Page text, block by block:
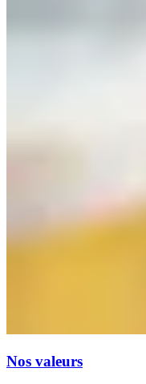
Nos valeurs